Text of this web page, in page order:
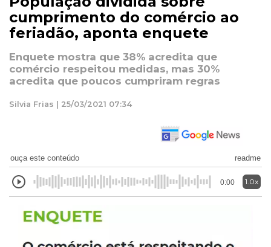
cumprimento do comércio ao
feriadão, aponta enquete
Enquete mostra que 38% acredita que
comércio respeitou medidas, mas 30%
acredita que poucos cumpriram regras
Silvia Frias | 25/03/2021 07:34
ouça este conteúdo readme
0:00 1.0x